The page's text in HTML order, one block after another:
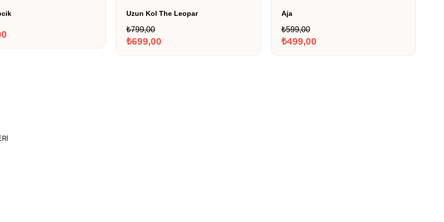
Uzun Kol The Leopar
₺699,00
₺799,00
Aja
₺499,00
₺599,00